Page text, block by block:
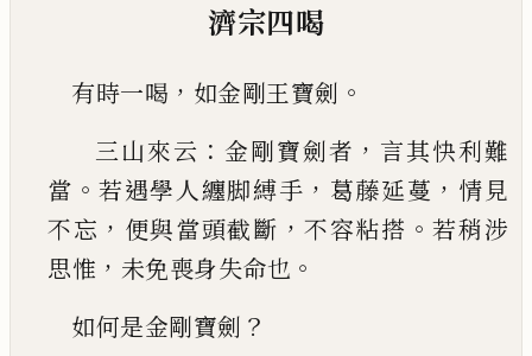
濟宗四喝
有時一喝 ， 如金剛王寶劍 。
三山來云 ： 金剛寶劍者 ， 言其快利難
當 。若遇學人纏脚縛手 ， 葛藤延蔓 ， 情見
不忘 ， 便與當頭截斷 ，不容粘搭 。若稍涉
思惟 ， 未免喪身失命也 。
如何是金剛寶劍 ？